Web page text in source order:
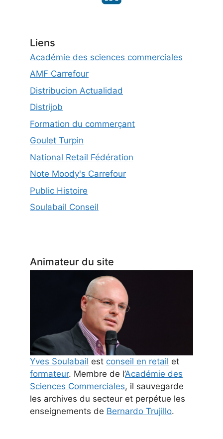
Liens
Académie des sciences commerciales
AMF Carrefour
Distribucion Actualidad
Distrijob
Formation du commerçant
Goulet Turpin
National Retail Fédération
Note Moody's Carrefour
Public Histoire
Soulabail Conseil
Animateur du site
Yves Soulabail est conseil en retail et
formateur. Membre de l’Académie des
Sciences Commerciales, il sauvegarde
les archives du secteur et perpétue les
enseignements de Bernardo Trujillo.